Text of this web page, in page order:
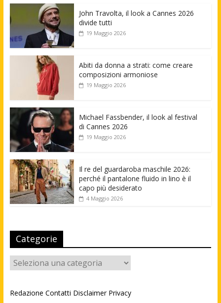
John Travolta, il look a Cannes 2026
divide tutti
19 Maggio 2026
Abiti da donna a strati: come creare
composizioni armoniose
19 Maggio 2026
Michael Fassbender, il look al festival
di Cannes 2026
19 Maggio 2026
Il re del guardaroba maschile 2026:
perché il pantalone fluido in lino è il
capo più desiderato
4 Maggio 2026
Categorie
Categorie
Redazione Contatti Disclaimer Privacy